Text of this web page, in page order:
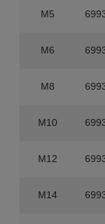
M5
M6
M8
M10
M12
M14